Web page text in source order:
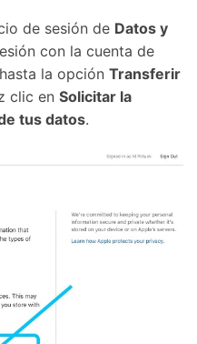
de sesión de Datos y
con la cuenta de
la opción Transferir
clic en Solicitar la
tus datos.